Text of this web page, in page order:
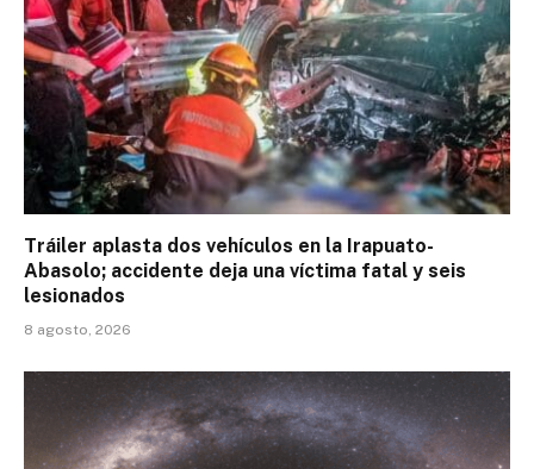
Tráiler aplasta dos vehículos en la Irapuato-
Abasolo; accidente deja una víctima fatal y seis
lesionados
8 agosto, 2026